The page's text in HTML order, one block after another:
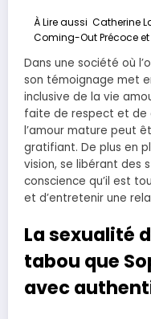
À Lire aussi Catherine
Coming-Out Précoce
Dans une société où
son témoignage met
inclusive de la vie
faite de respect et de
l’amour mature peut
gratifiant. De plus en
vision, se libérant des
conscience qu’il est
et d’entretenir une
La sexualité
tabou que
avec